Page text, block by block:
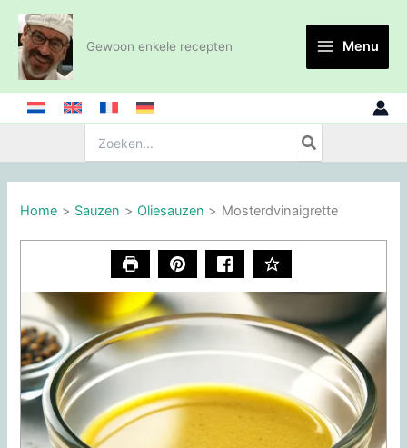
naar
inhoud
Gewoon enkele recepten Menu
Home Sauzen Oliesauzen Mosterdvinaigrette